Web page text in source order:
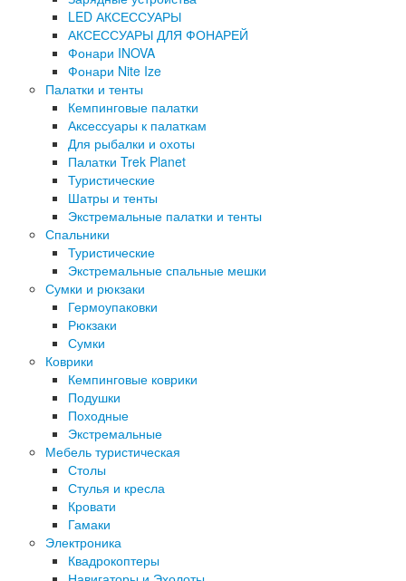
LED АКСЕССУАРЫ
АКСЕССУАРЫ ДЛЯ ФОНАРЕЙ
Фонари INOVA
Фонари Nite Ize
Палатки и тенты
Кемпинговые палатки
Аксессуары к палаткам
Для рыбалки и охоты
Палатки Trek Planet
Туристические
Шатры и тенты
Экстремальные палатки и тенты
Спальники
Туристические
Экстремальные спальные мешки
Сумки и рюкзаки
Гермоупаковки
Рюкзаки
Сумки
Коврики
Кемпинговые коврики
Подушки
Походные
Экстремальные
Мебель туристическая
Столы
Стулья и кресла
Кровати
Гамаки
Электроника
Квадрокоптеры